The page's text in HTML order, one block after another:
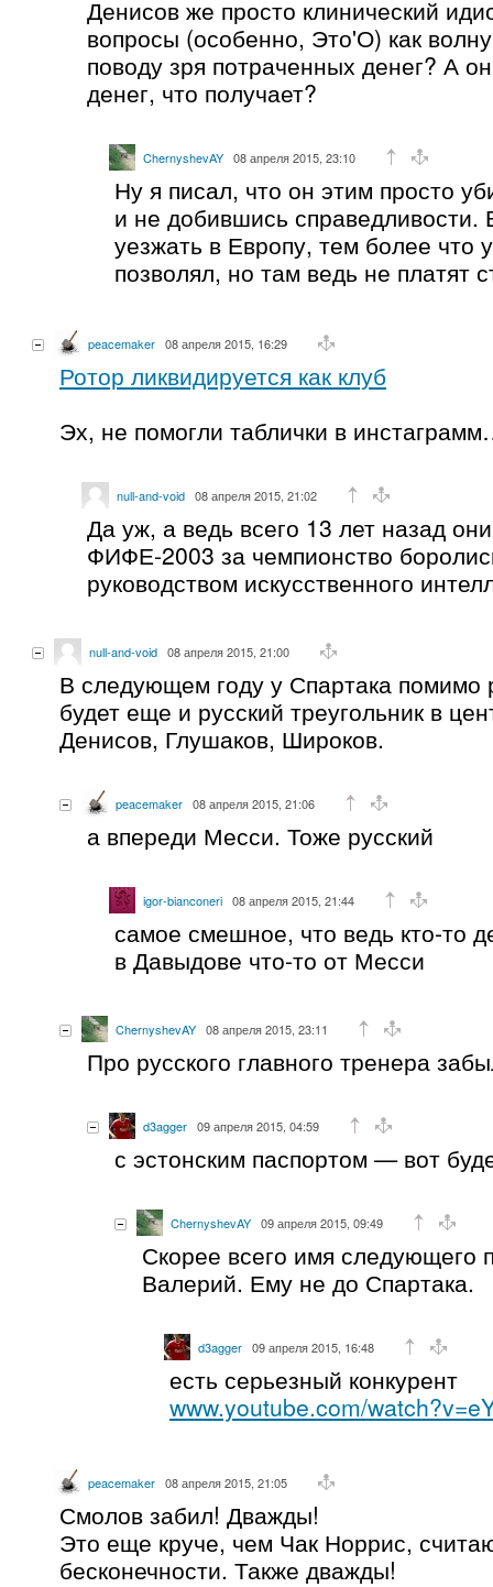
Денисов же просто клинический
вопросы (особенно, Это'О) как
поводу зря потраченных денег? А
денег, что получает?
ChernyshevAY 08 апреля 2015, 23:10
Ну я писал, что он этим просто
и не добившись справедливости.
уезжать в Европу, тем более что
позволял, но там ведь не платят
peacemaker 08 апреля 2015, 16:29
Ротор ликвидируется как клуб
Эх, не помогли таблички в
null-and-void 08 апреля 2015, 21:02
Да уж, а ведь всего 13 лет назад
ФИФЕ-2003 за чемпионство
руководством искусственного
null-and-void 08 апреля 2015, 21:00
В следующем году у Спартака
будет еще и русский треугольник в
Денисов, Глушаков, Широков.
peacemaker 08 апреля 2015, 21:06
а впереди Месси. Тоже русский
igor-bianconeri 08 апреля 2015, 21:44
самое смешное, что ведь кто-то
в Давыдове что-то от Месси
ChernyshevAY 08 апреля 2015, 23:11
Про русского главного тренера
d3agger 09 апреля 2015, 04:59
с эстонским паспортом — вот
ChernyshevAY 09 апреля 2015, 09:49
Скорее всего имя следующего
Валерий. Ему не до Спартака.
d3agger 09 апреля 2015, 16:48
есть серьезный конкурент
www.youtube.com/
peacemaker 08 апреля 2015, 21:05
Смолов забил! Дважды!
Это еще круче, чем Чак Норрис,
бесконечности. Также дважды!